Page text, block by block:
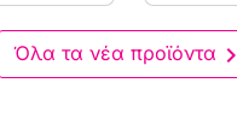
Όλα τα νέα προϊόντα 